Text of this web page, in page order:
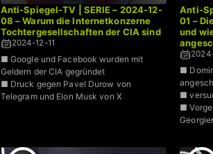
Anti-Spiegel-TV | SERIE – 2024-12-
08 – Warum die Internetkonzerne
Tochtergesellschaften der CIA sind
2024-12-11
■ Google und Facebook wurden mit
Geldern der CIA gegründet
■ Druck gegen Pavel Durow von
Telegram und Elon Musk von X
Anti-
01 –
und
■
■
■